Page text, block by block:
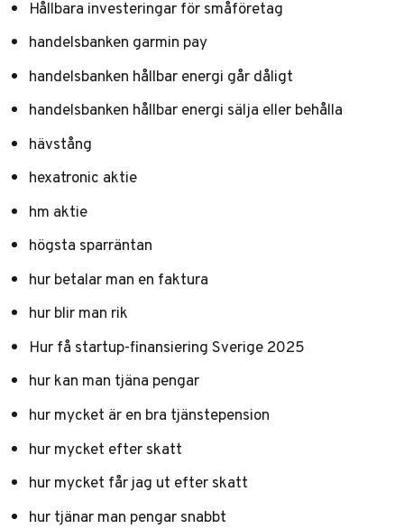
Hållbara investeringar för småföretag
handelsbanken garmin pay
handelsbanken hållbar energi går dåligt
handelsbanken hållbar energi sälja eller behålla
hävstång
hexatronic aktie
hm aktie
högsta sparräntan
hur betalar man en faktura
hur blir man rik
Hur få startup-finansiering Sverige 2025
hur kan man tjäna pengar
hur mycket är en bra tjänstepension
hur mycket efter skatt
hur mycket får jag ut efter skatt
hur tjänar man pengar snabbt